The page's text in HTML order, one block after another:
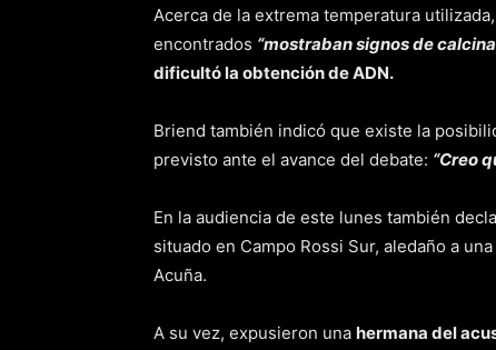
Acerca de la extrema temperatura
encontrados “mostraban signos de
dificultó la obtención de ADN.
Briend también indicó que existe la
previsto ante el avance del debate: “Creo
En la audiencia de este lunes también
situado en Campo Rossi Sur, aledaño a
Acuña.
A su vez, expusieron una hermana del